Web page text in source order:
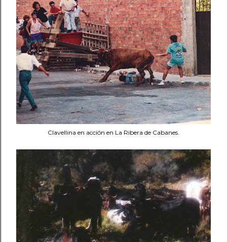
Clavellina en acción en La Ribera de Cabanes.